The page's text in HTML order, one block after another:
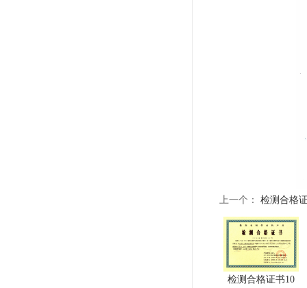
上一个： 检测合格
检测合格证书10